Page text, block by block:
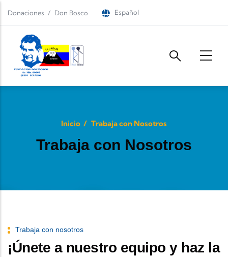
Donaciones Don Bosco Español
Inicio / Trabaja con Nosotros
Trabaja con Nosotros
Trabaja con nosotros
¡Únete a nuestro equipo y haz la